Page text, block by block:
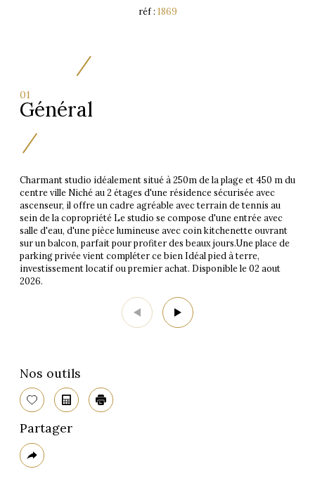
réf : 1869
01
Général
Charmant studio idéalement situé à 250m de la plage et 450 m du
centre ville Niché au 2 étages d'une résidence sécurisée avec
ascenseur, il offre un cadre agréable avec terrain de tennis au
sein de la copropriété Le studio se compose d'une entrée avec
salle d'eau, d'une pièce lumineuse avec coin kitchenette ouvrant
sur un balcon, parfait pour profiter des beaux jours.Une place de
parking privée vient compléter ce bien Idéal pied à terre,
investissement locatif ou premier achat. Disponible le 02 aout
2026.
Nos outils
SélectionnerCalculatriceImprimer
Partager
Plus
de